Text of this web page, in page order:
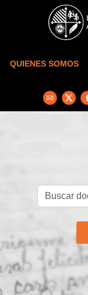
Skip to main content
QUIENES SOMOS